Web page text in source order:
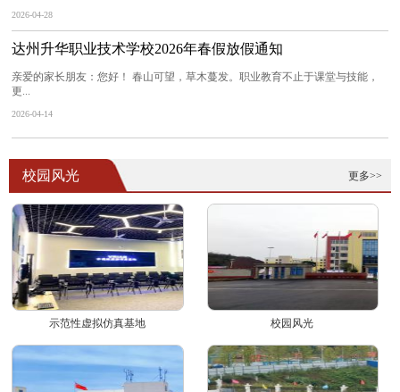
2026-04-28
达州升华职业技术学校2026年春假放假通知
亲爱的家长朋友：您好！ 春山可望，草木蔓发。职业教育不止于课堂与技能，
更...
2026-04-14
更多>>
校园风光
示范性虚拟仿真基地 校园风光